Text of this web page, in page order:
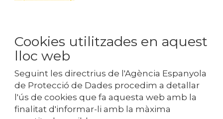
Cookies utilitzades en aquest
lloc web
Seguint les directrius de l'Agència Espanyola
de Protecció de Dades procedim a detallar
l'ús de cookies que fa aquesta web amb la
finalitat d'informar-li amb la màxima